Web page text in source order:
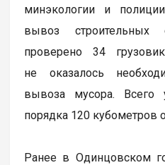
минэкологии и
вывоз
проверено 34
не оказалось
вывоза мусора. Всего
порядка 120 кубометров
Ранее в Одинцовском